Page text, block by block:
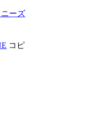
ニーズ
コピ